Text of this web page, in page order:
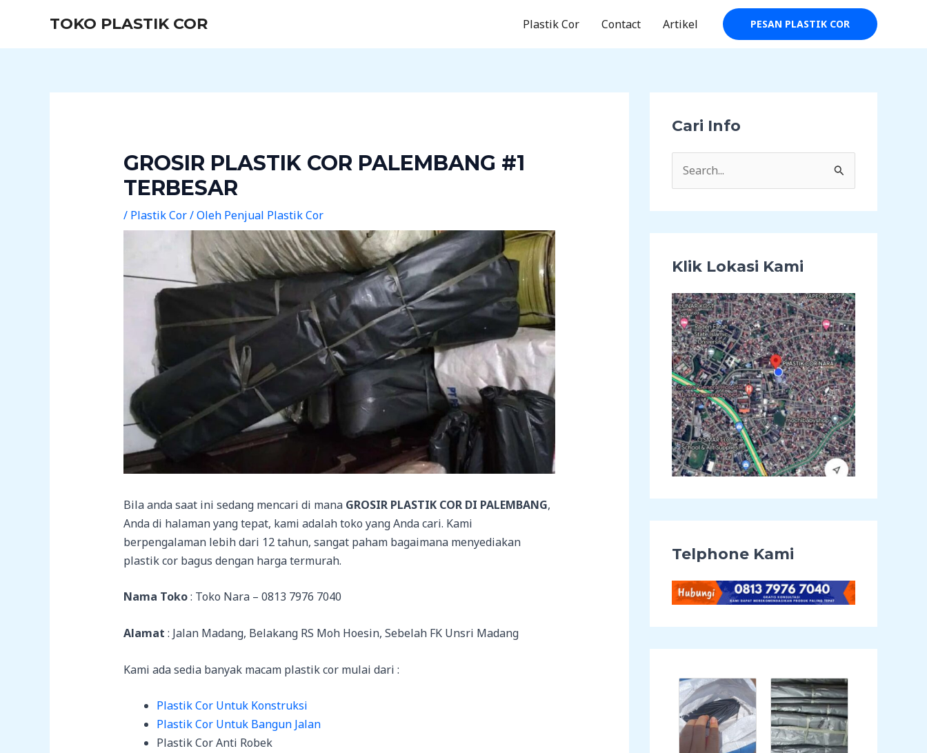
konten
TOKO PLASTIK COR Plastik Cor Contact Artikel PESAN PLASTIK COR
GROSIR PLASTIK COR PALEMBANG #1
TERBESAR
/ Plastik Cor/ Oleh Penjual Plastik Cor
Bila anda saat ini sedang mencari di mana GROSIR PLASTIK COR DI PALEMBANG,
Anda di halaman yang tepat, kami adalah toko yang Anda cari. Kami
berpengalaman lebih dari 12 tahun, sangat paham bagaimana menyediakan
plastik cor bagus dengan harga termurah.
Nama Toko: Toko Nara – 0813 7976 7040
Alamat : Jalan Madang, Belakang RS Moh Hoesin, Sebelah FK Unsri Madang
Kami ada sedia banyak macam plastik cor mulai dari :
Plastik Cor Untuk Konstruksi
Plastik Cor Untuk Bangun Jalan
Plastik Cor Anti Robek
navigation
Cari Info
u
t
u
k
:
Klik Lokasi Kami
Telphone Kami